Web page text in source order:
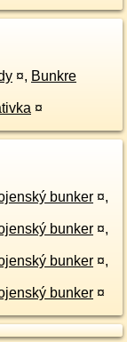
¤, Bunkre
¤
bunker ¤,
bunker ¤,
bunker ¤,
bunker ¤